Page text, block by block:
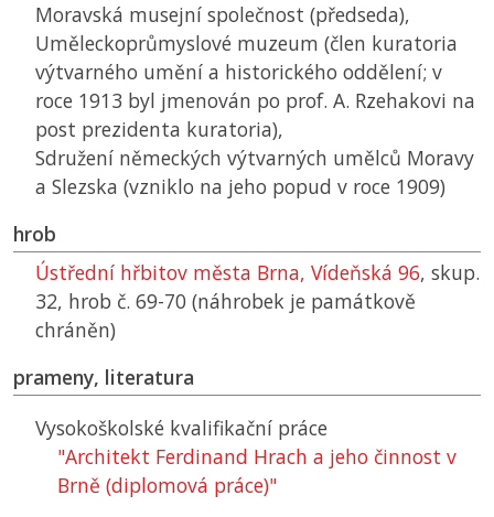
Moravská musejní společnost (předseda),
Uměleckoprůmyslové muzeum (člen kuratoria
výtvarného umění a historického oddělení; v
roce 1913 byl jmenován po prof. A. Rzehakovi na
post prezidenta kuratoria),
Sdružení německých výtvarných umělců Moravy
a Slezska (vzniklo na jeho popud v roce 1909)
hrob
Ústřední hřbitov města Brna, Vídeňská 96, skup.
32, hrob č. 69-70 (náhrobek je památkově
chráněn)
prameny, literatura
Vysokoškolské kvalifikační práce
"Architekt Ferdinand Hrach a jeho činnost v
Brně (diplomová práce)"